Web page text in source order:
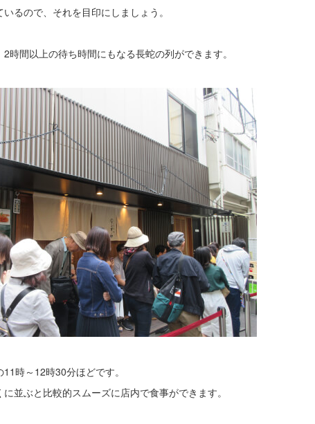
るので、それを目印にしましょう。
時間以上の待ち時間にもなる長蛇の列ができます。
時～12時30分ほどです。
並ぶと比較的スムーズに店内で食事ができます。